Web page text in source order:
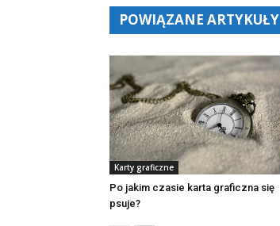
POWIĄZANE ARTYKUŁY
Karty graficzne
Po jakim czasie karta graficzna się
psuje?